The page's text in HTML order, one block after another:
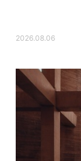
2026.08.06